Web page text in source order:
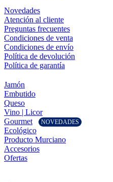
Novedades
Atención al cliente
Preguntas frecuentes
Condiciones de venta
Condiciones de envío
Política de devolución
Política de garantía
Jamón
Embutido
Queso
Vino | Licor
Gourmet
NOVEDADES
Ecológico
Producto Murciano
Accesorios
Ofertas